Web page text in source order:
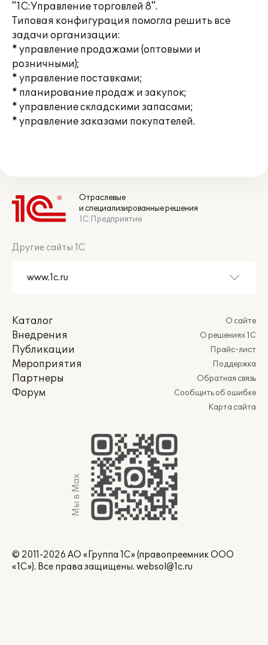
"1С:Управление торговлей 8".
Типовая конфигурация помогла решить все
задачи организации:
* управление продажами (оптовыми и
розничными);
* управление поставками;
* планирование продаж и закупок;
* управление складскими запасами;
* управление заказами покупателей.
Отраслевые
и специализированные решения
1С:Предприятие
Другие сайты 1С
Каталог
Внедрения
Публикации
Мероприятия
Партнеры
Форум
О сайте
О решениях 1С
Прайс-лист
Поддержка
Обратная связь
Сообщить об ошибке
Карта сайта
Мы в Max
© 2011-2026 АО «Группа 1С» (правопреемник ООО
«1С»). Все права защищены. websol@1c.ru